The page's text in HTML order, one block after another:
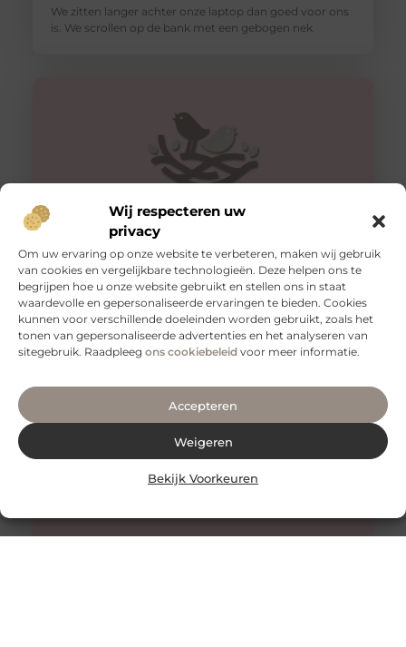
Wij respecteren uw
privacy
Om uw ervaring op onze website te verbeteren, maken wij gebruik
van cookies en vergelijkbare technologieën. Deze helpen ons te
begrijpen hoe u onze website gebruikt en stellen ons in staat
waardevolle en gepersonaliseerde ervaringen te bieden. Cookies
kunnen voor verschillende doeleinden worden gebruikt, zoals het
tonen van gepersonaliseerde advertenties en het analyseren van
sitegebruik. Raadpleeg ons cookiebeleid voor meer informatie.
Accepteren
Weigeren
Bekijk Voorkeuren
We zitten langer achter onze laptop dan goed voor ons
is. We scrollen op de bank met een gebogen nek
Tips voor een goede rug
Een gezonde en sterke rug is essentieel voor een goed
functioneren van je lichaam. Het is niet alleen belangrijk
voor